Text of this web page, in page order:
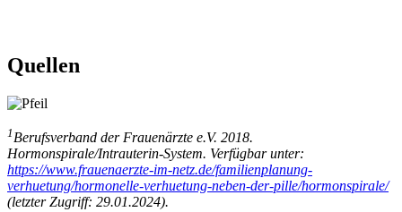
Quellen
1 Berufsverband der Frauenärzte e.V. 2018.
Hormonspirale/Intrauterin-System. Verfügbar unter:
https://www.frauenaerzte-im-netz.de/familienplanung-
verhuetung/hormonelle-verhuetung-neben-der-pille/hormonspirale/
(letzter Zugriff: 29.01.2024).